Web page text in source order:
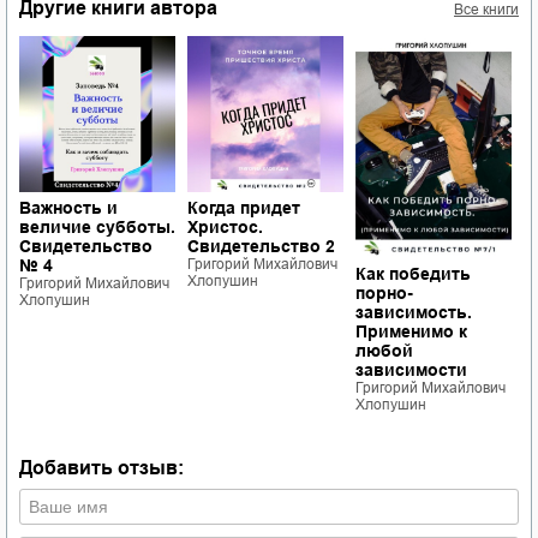
Другие книги автора Все книги
Важность и
величие субботы.
Свидетельство
№ 4
Григорий Михайлович
Хлопушин
Когда придет
Христос.
Свидетельство 2
Григорий Михайлович
Хлопушин
Как победить
порно-
зависимость.
Применимо к
любой
зависимости
Григорий Михайлович
Хлопушин
Добавить отзыв: